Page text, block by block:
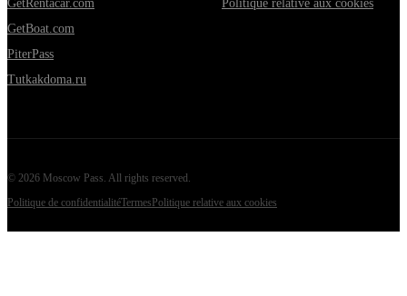
GetRentacar.com
GetBoat.com
PiterPass
Tutkakdoma.ru
Politique relative aux cookies
© 2026 Moscow Pass. All rights reserved.
Politique de confidentialitéTermes Politique relative aux cookies